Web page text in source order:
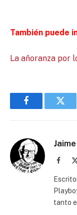
También puede
La añoranza por
Facebook
tanto